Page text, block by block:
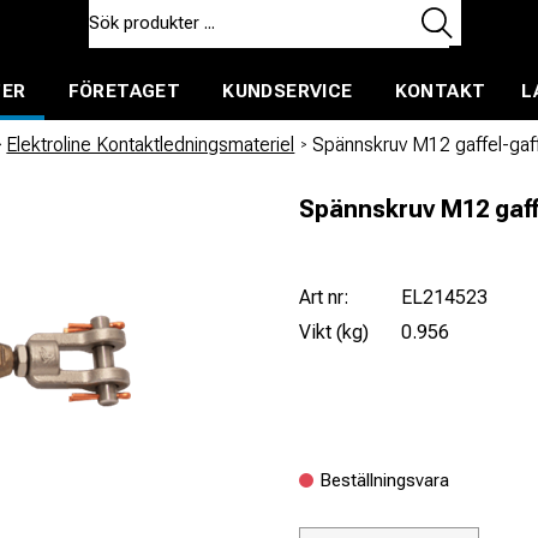
FÖRETAGET KUNDSERVICE KONTAKT
Elektroline Kontaktledningsmateriel / Spännskruv M12 gaffel-
Spännskruv M12
Art nr:
EL214523
Vikt (kg)
0.956
Beställningsvara